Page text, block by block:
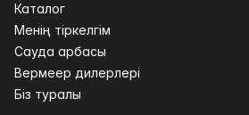
Каталог
Менің тіркелгім
Сауда арбасы
Вермеер дилерлері
Біз туралы